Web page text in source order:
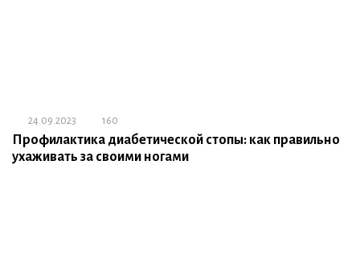
24.09.2023 160
Профилактика диабетической стопы: как правильно
ухаживать за своими ногами